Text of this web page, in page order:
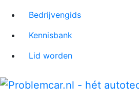
Bedrijvengids
Kennisbank
Lid worden